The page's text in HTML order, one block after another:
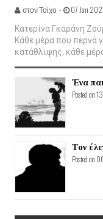
στον Τοίχο - 07 Jan
Κατερίνα Γκαράνη
Κάθε μέρα που περνά
κατάθλιψης, κάθε
Ένα
Posted on
Τον
Posted on